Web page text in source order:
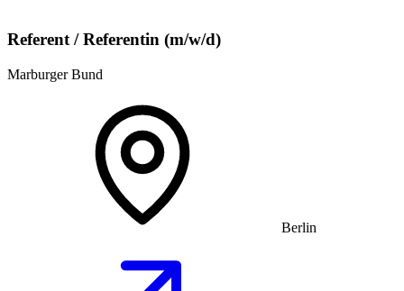
Referent / Referentin (m/w/d)
Marburger Bund
Berlin